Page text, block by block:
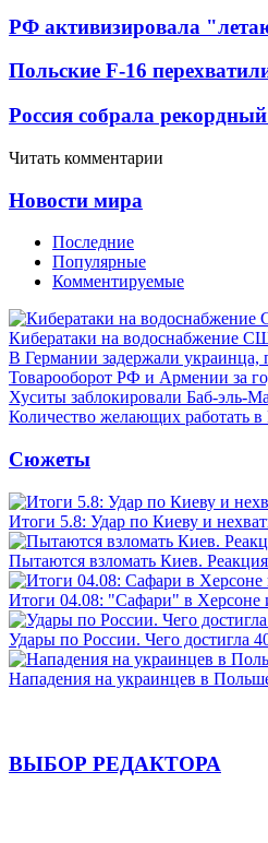
РФ активизировала
Польские F-16
Россия собрала
Читать комментарии
Новости мира
Последние
Популярные
Комментируемые
Кибератаки на водоснабжение
В Германии задержали украинца,
Товарооборот РФ и Армении за
Хуситы заблокировали Баб-эль-
Количество желающих работать
Сюжеты
Итоги 5.8: Удар по Киеву и
Пытаются взломать Киев.
Итоги 04.08: "Сафари" в Херсоне
Удары по России. Чего достигла
Нападения на украинцев в
ВЫБОР РЕДАКТОРА